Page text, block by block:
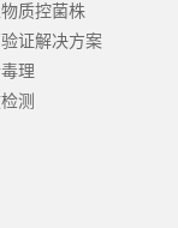
质控菌株
证解决方案
理
测